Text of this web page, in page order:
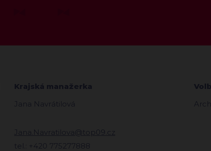
Krajská manažerka
Jana Navrátilová
Jana.Navratilova@top09.cz
tel.: +420 775277888